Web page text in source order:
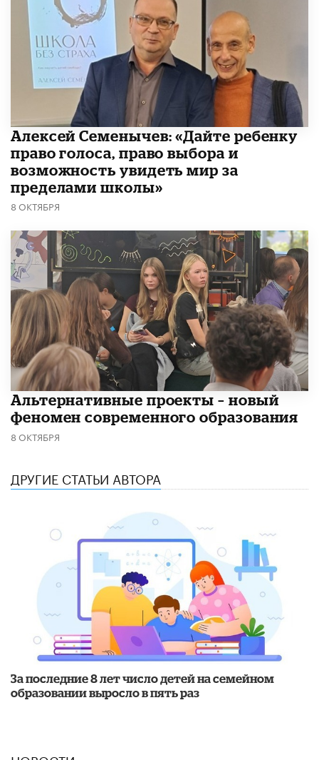
Алексей Семенычев: «Дайте ребенку
право голоса, право выбора и
возможность увидеть мир за
пределами школы»
8 ОКТЯБРЯ
Альтернативные проекты – новый
феномен современного образования
8 ОКТЯБРЯ
ДРУГИЕ СТАТЬИ АВТОРА
За последние 8 лет число детей на семейном
образовании выросло в пять раз